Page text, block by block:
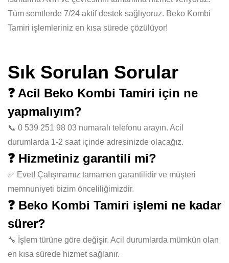
Tüm semtlerde 7/24 aktif destek sağlıyoruz. Beko Kombi
Tamiri işlemleriniz en kısa sürede çözülüyor!
Sık Sorulan Sorular
❓ Acil Beko Kombi Tamiri için ne
yapmalıyım?
📞 0 539 251 98 03 numaralı telefonu arayın. Acil
durumlarda 1-2 saat içinde adresinizde olacağız.
❓ Hizmetiniz garantili mi?
✅ Evet! Çalışmamız tamamen garantilidir ve müşteri
memnuniyeti bizim önceliliğimizdir.
❓ Beko Kombi Tamiri işlemi ne kadar
sürer?
🔧 İşlem türüne göre değişir. Acil durumlarda mümkün olan
en kısa sürede hizmet sağlanır.